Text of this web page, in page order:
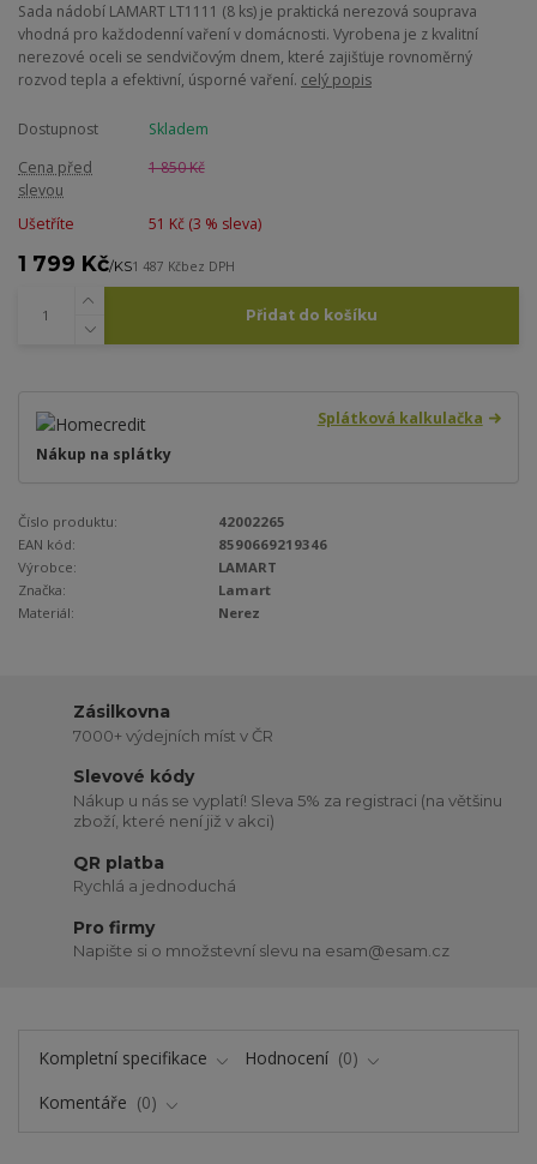
Sada nádobí LAMART LT1111 (8 ks) je praktická nerezová souprava
vhodná pro každodenní vaření v domácnosti. Vyrobena je z kvalitní
nerezové oceli se sendvičovým dnem, které zajišťuje rovnoměrný
rozvod tepla a efektivní, úsporné vaření. celý popis
Dostupnost
Skladem
Cena před
slevou
1 850 Kč
Ušetříte 51 Kč (3 % sleva)
1 799 Kč/KS1 487 Kčbez DPH
Přidat do košíku
Splátková kalkulačka
Nákup na splátky
Číslo produktu:
42002265
EAN kód:
8590669219346
Výrobce:
LAMART
Značka:
Lamart
Materiál:
Nerez
Zásilkovna
7000+ výdejních míst v ČR
Slevové kódy
Nákup u nás se vyplatí! Sleva 5% za registraci (na většinu
zboží, které není již v akci)
QR platba
Rychlá a jednoduchá
Pro firmy
Napište si o množstevní slevu na esam@esam.cz
Kompletní specifikace Hodnocení
0
Komentáře
0